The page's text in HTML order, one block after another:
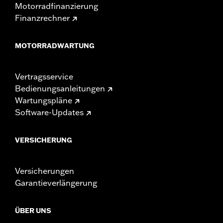
Motorradfinanzierung
Finanzrechner
MOTORRADWARTUNG
Vertragsservice
Bedienungsanleitungen
Wartungspläne
Software-Updates
VERSICHERUNG
Versicherungen
Garantieverlängerung
ÜBER UNS